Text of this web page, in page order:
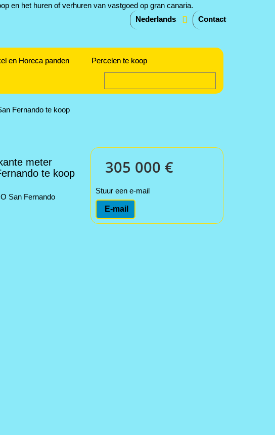
Contact
Nederlands
en Horeca panden
Percelen te koop
Fernando te koop
meter
te koop
San Fernando
305 000 €
Stuur een e-mail
E-mail